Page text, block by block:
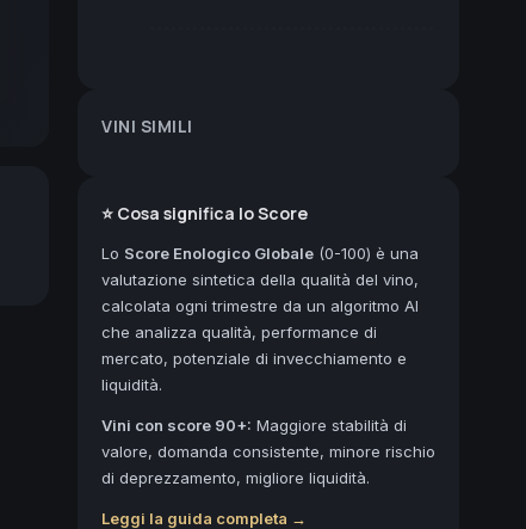
VINI SIMILI
⭐ Cosa significa lo Score
Lo Score Enologico Globale (0-100) è una
valutazione sintetica della qualità del vino,
calcolata ogni trimestre da un algoritmo AI
che analizza qualità, performance di
mercato, potenziale di invecchiamento e
liquidità.
Vini con score 90+: Maggiore stabilità di
valore, domanda consistente, minore rischio
di deprezzamento, migliore liquidità.
Leggi la guida completa →